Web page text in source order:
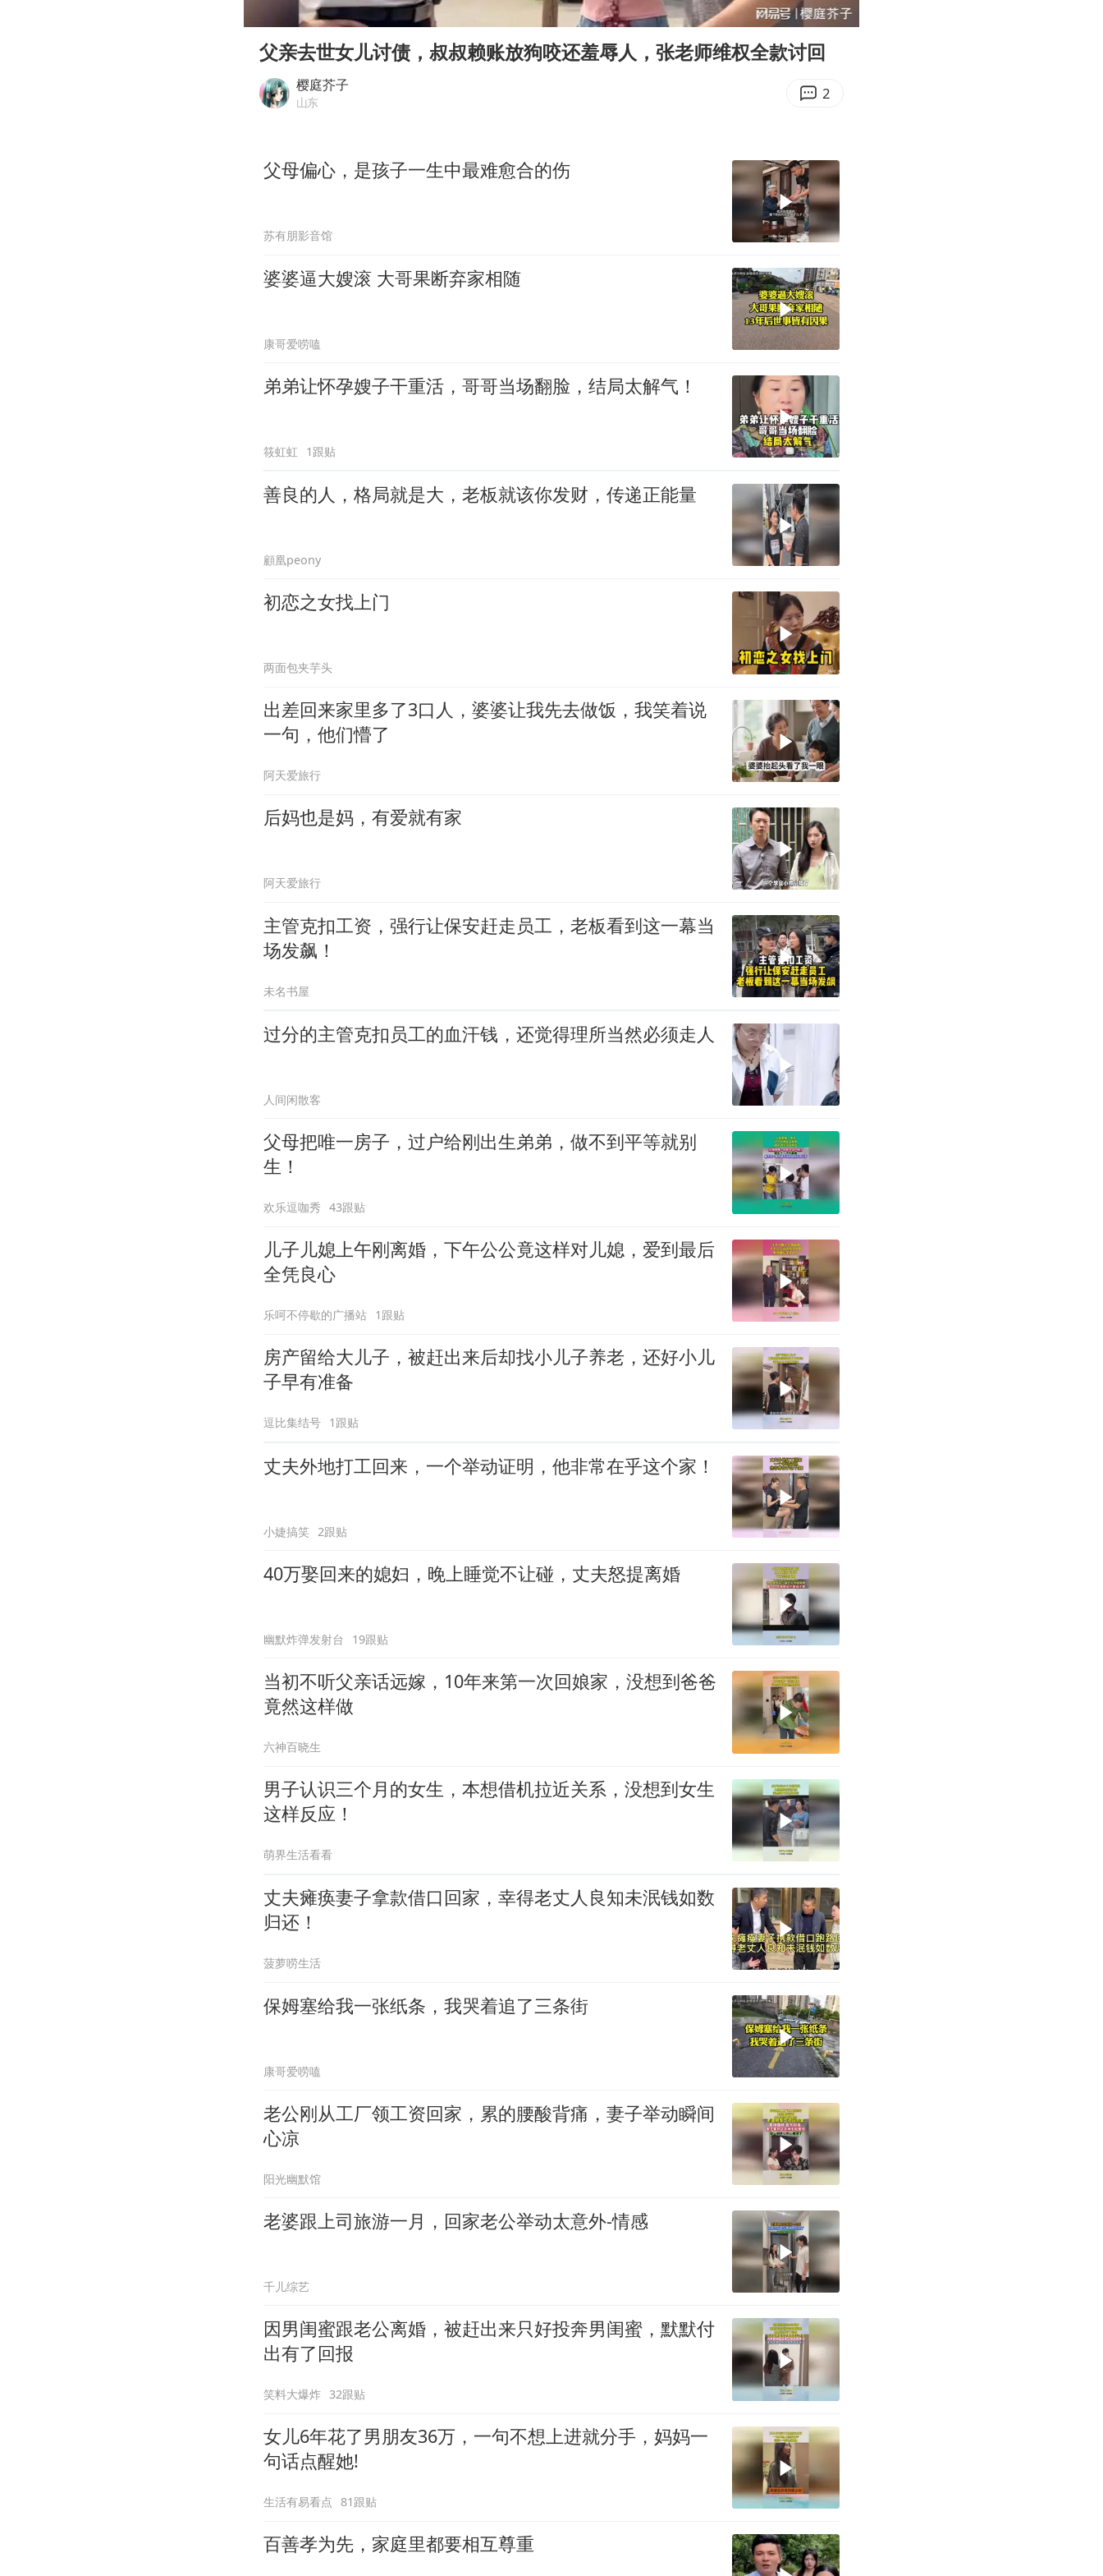
现代版摸金校尉落网查获400多枚古币
泰国一女公务员妆容引争议 本人回应
奋进开新局 实干挑大梁
00:00 09:57
Enter
父亲去世女儿讨债，叔叔赖账放狗咬还羞辱人，张老师维权全款讨回
樱庭芥子
山东 2
父母偏心，是孩子一生中最难愈合的伤
苏有朋影音馆
婆婆逼大嫂滚 大哥果断弃家相随
康哥爱唠嗑
弟弟让怀孕嫂子干重活，哥哥当场翻脸，结局太解气！
筱虹虹 1跟贴
善良的人，格局就是大，老板就该你发财，传递正能量
顧凰peony
初恋之女找上门
两面包夹芋头
出差回来家里多了3口人，婆婆让我先去做饭，我笑着说
一句，他们懵了
阿天爱旅行
后妈也是妈，有爱就有家
阿天爱旅行
主管克扣工资，强行让保安赶走员工，老板看到这一幕当
场发飙！
未名书屋
过分的主管克扣员工的血汗钱，还觉得理所当然必须走人
人间闲散客
父母把唯一房子，过户给刚出生弟弟，做不到平等就别
生！
欢乐逗咖秀 43跟贴
儿子儿媳上午刚离婚，下午公公竟这样对儿媳，爱到最后
全凭良心
乐呵不停歇的广播站 1跟贴
房产留给大儿子，被赶出来后却找小儿子养老，还好小儿
子早有准备
逗比集结号 1跟贴
丈夫外地打工回来，一个举动证明，他非常在乎这个家！
小婕搞笑 2跟贴
40万娶回来的媳妇，晚上睡觉不让碰，丈夫怒提离婚
幽默炸弹发射台 19跟贴
当初不听父亲话远嫁，10年来第一次回娘家，没想到爸爸
竟然这样做
六神百晓生
男子认识三个月的女生，本想借机拉近关系，没想到女生
这样反应！
萌界生活看看
丈夫瘫痪妻子拿款借口回家，幸得老丈人良知未泯钱如数
归还！
菠萝唠生活
保姆塞给我一张纸条，我哭着追了三条街
康哥爱唠嗑
老公刚从工厂领工资回家，累的腰酸背痛，妻子举动瞬间
心凉
阳光幽默馆
老婆跟上司旅游一月，回家老公举动太意外-情感
千儿综艺
因男闺蜜跟老公离婚，被赶出来只好投奔男闺蜜，默默付
出有了回报
笑料大爆炸 32跟贴
女儿6年花了男朋友36万，一句不想上进就分手，妈妈一
句话点醒她!
生活有易看点 81跟贴
百善孝为先，家庭里都要相互尊重